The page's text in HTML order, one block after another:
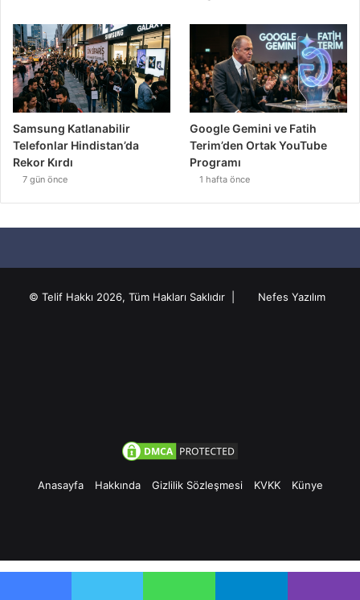
Samsung Katlanabilir
Telefonlar Hindistan’da
Rekor Kırdı
7 gün önce
Google Gemini ve Fatih
Terim’den Ortak YouTube
Programı
1 hafta önce
© Telif Hakkı 2026, Tüm Hakları Saklıdır | Nefes Yazılım
Anasayfa Hakkında Gizlilik Sözleşmesi KVKK Künye